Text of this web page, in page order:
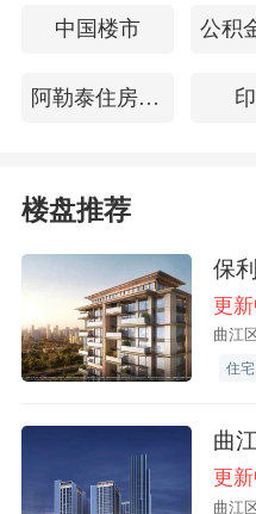
组，销售121套，
在白桦林书香
周，项目累计到访
其他板块表现
央区团结村板块的
次“五一”期间加推
累计认购128套，
中国楼市
阿勒泰住房公积金查询
楼盘推荐
保
更新
曲江
住宅
曲
更新
曲江